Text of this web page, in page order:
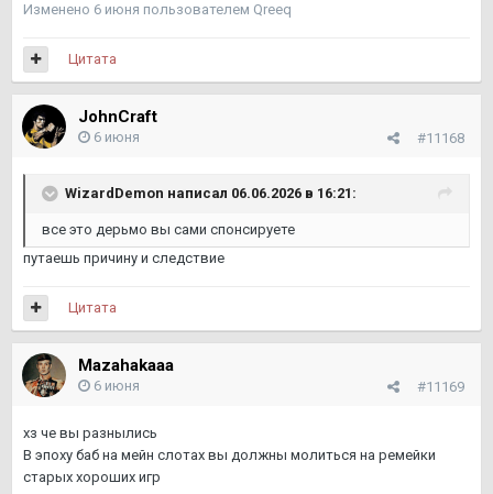
Изменено 6 июня пользователем Qreeq
Цитата
JohnCraft
#11168
6 июня
WizardDemon написал 06.06.2026 в 16:21:
все это дерьмо вы сами спонсируете
путаешь причину и следствие
Цитата
Mazahakaaa
#11169
6 июня
хз че вы разнылись
В эпоху баб на мейн слотах вы должны молиться на ремейки
старых хороших игр